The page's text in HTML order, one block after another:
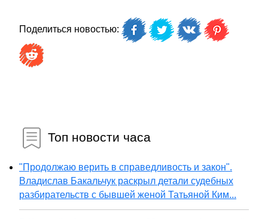
Поделиться новостью:
Топ новости часа
"Продолжаю верить в справедливость и закон".
Владислав Бакальчук раскрыл детали судебных
разбирательств с бывшей женой Татьяной Ким...